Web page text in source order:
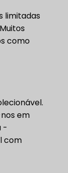
limitadas
como
em
-
com